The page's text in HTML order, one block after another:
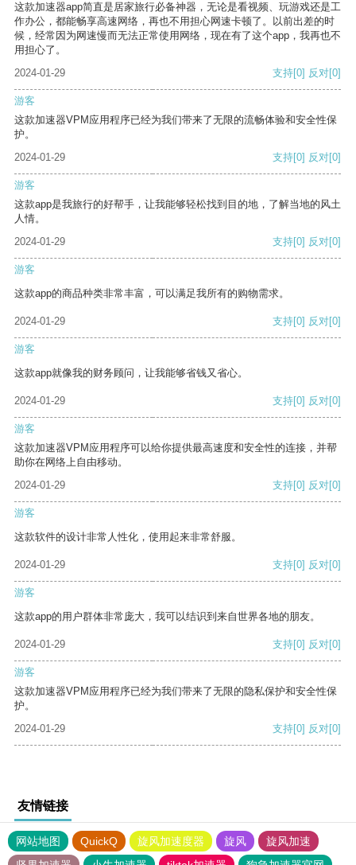
这款加速器app简直是居家旅行必备神器，无论是看视频、玩游戏还是工
作办公，都能畅享高速网络，再也不用担心网速卡顿了。以前出差的时
候，经常因为网速慢而无法正常使用网络，现在有了这个app，我再也不
用担心了。
2024-01-29
支持[0] 反对[0]
游客
这款加速器VPM应用程序已经为我们带来了无限的流畅体验和安全性保
护。
2024-01-29
支持[0] 反对[0]
游客
这款app是我旅行的好帮手，让我能够轻松找到目的地，了解当地的风土
人情。
2024-01-29
支持[0] 反对[0]
游客
这款app的商品种类非常丰富，可以满足我所有的购物需求。
2024-01-29 支持[0] 反对[0]
游客
这款app就像我的财务顾问，让我能够省钱又省心。
2024-01-29 支持[0] 反对[0]
游客
这款加速器VPM应用程序可以给你提供最高速度和安全性的连接，并帮
助你在网络上自由移动。
2024-01-29
支持[0] 反对[0]
游客
这款软件的设计非常人性化，使用起来非常舒服。
2024-01-29 支持[0] 反对[0]
游客
这款app的用户群体非常庞大，我可以结识到来自世界各地的朋友。
2024-01-29 支持[0] 反对[0]
游客
这款加速器VPM应用程序已经为我们带来了无限的隐私保护和安全性保
护。
2024-01-29
支持[0] 反对[0]
友情链接
网站地图 QuickQ 旋风加速度器 旋风
旋风加速